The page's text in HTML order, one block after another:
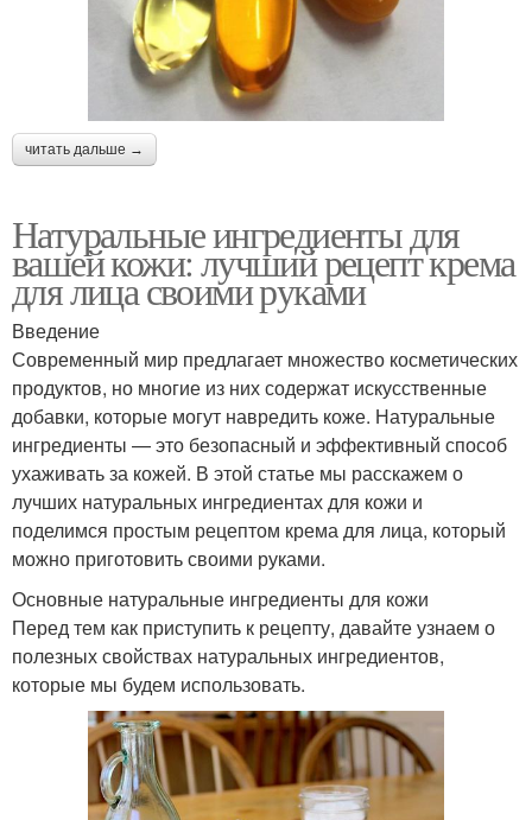
читать дальше →
Натуральные ингредиенты для
вашей кожи: лучший рецепт крема
для лица своими руками
Введение
Современный мир предлагает множество косметических
продуктов, но многие из них содержат искусственные
добавки, которые могут навредить коже. Натуральные
ингредиенты — это безопасный и эффективный способ
ухаживать за кожей. В этой статье мы расскажем о
лучших натуральных ингредиентах для кожи и
поделимся простым рецептом крема для лица, который
можно приготовить своими руками.
Основные натуральные ингредиенты для кожи
Перед тем как приступить к рецепту, давайте узнаем о
полезных свойствах натуральных ингредиентов,
которые мы будем использовать.